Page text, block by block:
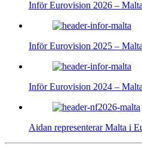
Inför Eurovision 2026 – Malta
Inför Eurovision 2025 – Malta
Inför Eurovision 2024 – Malta
Aidan representerar Malta i